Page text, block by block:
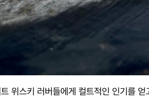
위스키 러버들에게 컬트적인 인기를